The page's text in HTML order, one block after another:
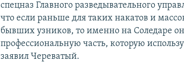
спецназ Главного разведывательного
что если раньше для таких накатов и
бывших узников, то именно на Соледаре
профессиональную часть, которую
заявил Череватый.